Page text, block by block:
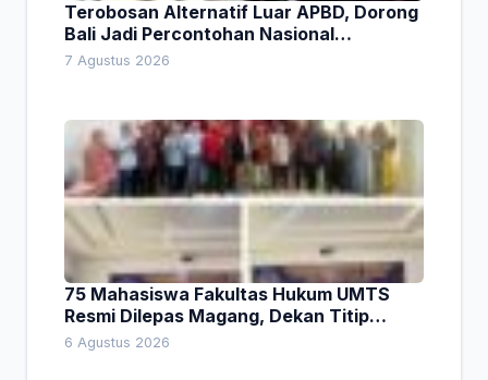
Terobosan Alternatif Luar APBD, Dorong
Bali Jadi Percontohan Nasional
Pembiayaan Daerah
7 Agustus 2026
75 Mahasiswa Fakultas Hukum UMTS
Resmi Dilepas Magang, Dekan Titip
Empat Pesan Penting
6 Agustus 2026